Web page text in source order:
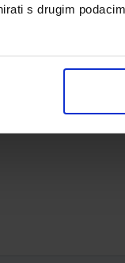
s drugim